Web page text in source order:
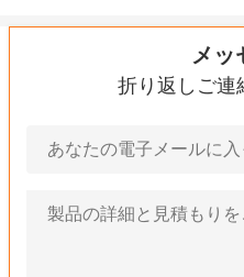
メッ
折り返しご連